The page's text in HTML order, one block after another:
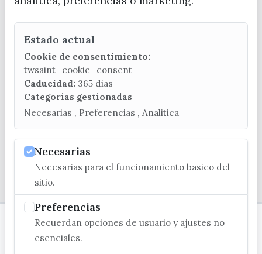
CONTACTA CON LA OFICINA DE TURISMO
(+34) 952 541 104
turismo@velezmalaga.es
C/ Poniente, 2. CP 29740 - Torre del Mar
Estado actual
Cookie de consentimiento:
twsaint_cookie_consent
Caducidad: 365 dias
Categorias gestionadas
Necesarias , Preferencias , Analitica
Necesarias
Necesarias para el funcionamiento basico del
sitio.
Preferencias
Recuerdan opciones de usuario y ajustes no
esenciales.